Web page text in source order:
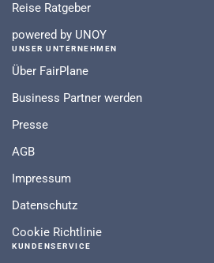
Reise Ratgeber
powered by UNOY
UNSER UNTERNEHMEN
Über FairPlane
Business Partner werden
Presse
AGB
Impressum
Datenschutz
Cookie Richtlinie
KUNDENSERVICE